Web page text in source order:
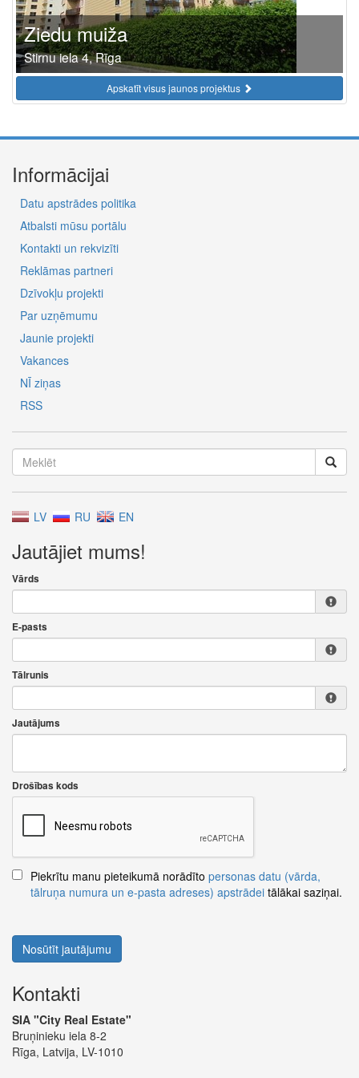
Ziedu muiža
Stirnu iela 4, Rīga
Apskatīt visus jaunos projektus
Informācijai
Datu apstrādes politika
Atbalsti mūsu portālu
Kontakti un rekvizīti
Reklāmas partneri
Dzīvokļu projekti
Par uzņēmumu
Jaunie projekti
Vakances
NĪ ziņas
RSS
LV RU EN
Jautājiet mums!
Vārds
E-pasts
Tālrunis
Jautājums
Drošības kods
Piekrītu manu pieteikumā norādīto personas datu (vārda,
tālruņa numura un e-pasta adreses) apstrādei tālākai saziņai.
Nosūtīt jautājumu
Kontakti
SIA "City Real Estate"
Bruņinieku iela 8-2
Rīga, Latvija, LV-1010